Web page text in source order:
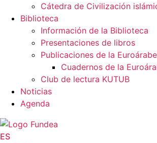
Cátedra de Civilización
Biblioteca
Información de la Biblioteca
Presentaciones de libros
Publicaciones de la Euroárabe
Cuadernos de la
Club de lectura KUTUB
Noticias
Agenda
ES